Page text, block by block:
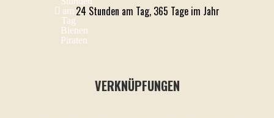
24 Stunden am Tag, 365 Tage im Jahr
VERKNÜPFUNGEN